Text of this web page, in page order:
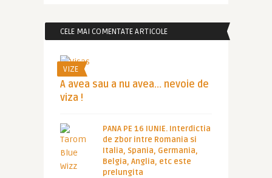
CELE MAI COMENTATE ARTICOLE
VIZE
A avea sau a nu avea… nevoie de
viza !
PANA PE 16 IUNIE. Interdictia
de zbor intre Romania si
Italia, Spania, Germania,
Belgia, Anglia, etc este
prelungita